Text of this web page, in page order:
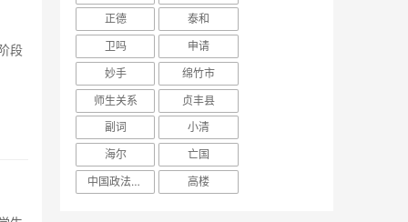
正德
泰和
卫吗
申请
妙手
绵竹市
师生关系
贞丰县
副词
小清
海尔
亡国
中国政法大学
高楼